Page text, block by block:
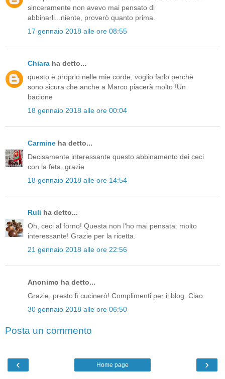
sinceramente non avevo mai pensato di
abbinarli...niente, proverò quanto prima.
17 gennaio 2018 alle ore 08:55
Chiara ha detto...
questo è proprio nelle mie corde, voglio farlo perchè
sono sicura che anche a Marco piacerà molto !Un
bacione
18 gennaio 2018 alle ore 00:04
Carmine ha detto...
Decisamente interessante questo abbinamento dei ceci
con la feta, grazie
18 gennaio 2018 alle ore 14:54
Ruli ha detto...
Oh, ceci al forno! Questa non l'ho mai pensata: molto
interessante! Grazie per la ricetta.
21 gennaio 2018 alle ore 22:56
Anonimo ha detto...
Grazie, presto lì cucinerò! Complimenti per il blog. Ciao
30 gennaio 2018 alle ore 06:50
Posta un commento
‹ ›
Home page